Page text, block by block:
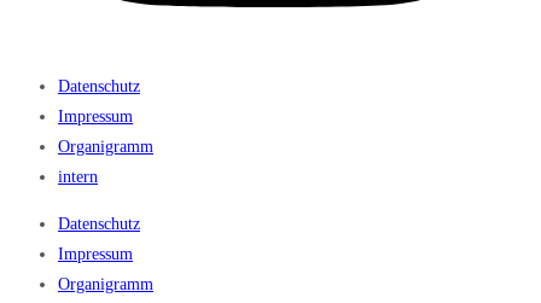
Datenschutz
Impressum
Organigramm
intern
Datenschutz
Impressum
Organigramm